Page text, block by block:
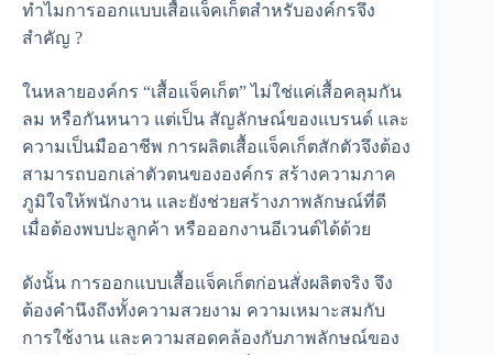
ทำไมการออกแบบเสื้อแจ็คเก็ตสำหรับองค์กรจึง
สำคัญ ?
ในหลายองค์กร “เสื้อแจ็คเก็ต” ไม่ใช่แค่เสื้อคลุมกัน
ลม หรือกันหนาว แต่เป็น สัญลักษณ์ของแบรนด์ และ
ความเป็นมืออาชีพ การผลิตเสื้อแจ็คเก็ตสักตัวจึงต้อง
สามารถบอกเล่าตัวตนขององค์กร สร้างความภาค
ภูมิใจให้พนักงาน และยังช่วยสร้างภาพลักษณ์ที่ดี
เมื่อต้องพบปะลูกค้า หรือออกงานอีเวนต์ได้ด้วย
ดังนั้น การออกแบบเสื้อแจ็คเก็ตก่อนสั่งผลิตจริง จึง
ต้องคำนึงถึงทั้งความสวยงาม ความเหมาะสมกับ
การใช้งาน และความสอดคล้องกับภาพลักษณ์ของ